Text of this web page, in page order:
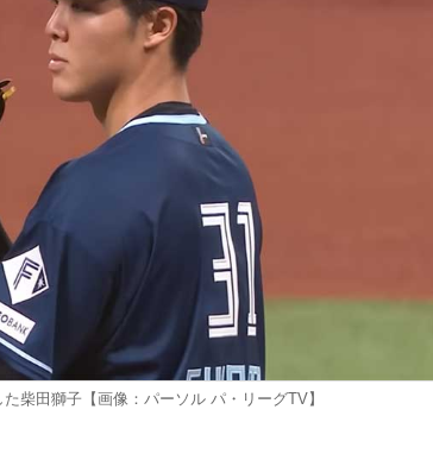
柴田獅子【画像：パーソル パ・リーグTV】